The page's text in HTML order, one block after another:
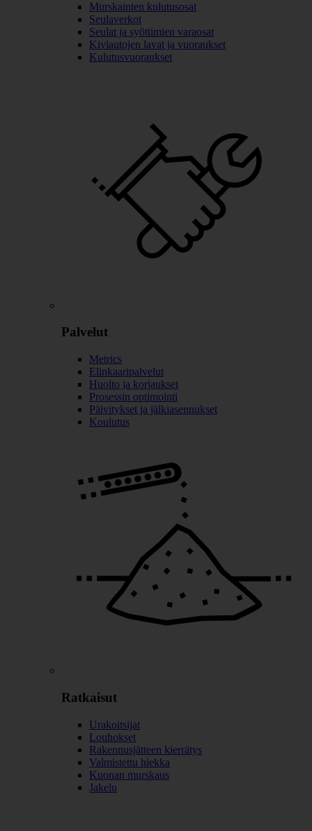
Murskainten kulutusosat
Seulaverkot
Seulat ja syöttimien varaosat
Kiviautojen lavat ja vuoraukset
Kulutusvuoraukset
Palvelut
Metrics
Elinkaaripalvelut
Huolto ja korjaukset
Prosessin optimointi
Päivitykset ja jälkiasennukset
Koulutus
Ratkaisut
Urakoitsijat
Louhokset
Rakennusjätteen kierrätys
Valmistettu hiekka
Kuonan murskaus
Jakelu